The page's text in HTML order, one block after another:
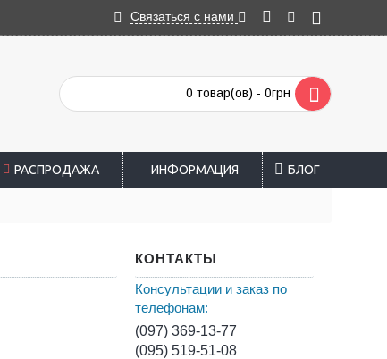
Связаться с нами
0 товар(ов) - 0грн
РАСПРОДАЖА ИНФОРМАЦИЯ БЛОГ
КОНТАКТЫ
Консультации и заказ по
телефонам:
(097) 369-13-77
(095) 519-51-08